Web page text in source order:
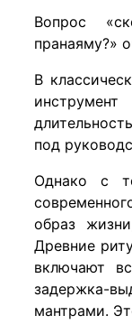
Вопрос
пранаяму?»
В
под
Однако с
образ
Древние
включают
мантрами.